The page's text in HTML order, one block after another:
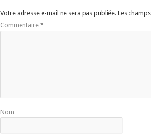
Votre adresse e-mail ne sera pas publiée. Les
Commentaire *
Nom